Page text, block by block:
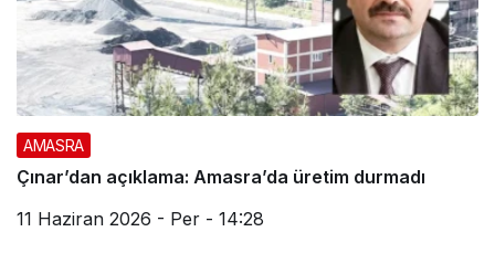
AMASRA
Çınar’dan açıklama: Amasra’da üretim durmadı
11 Haziran 2026 - Per - 14:28